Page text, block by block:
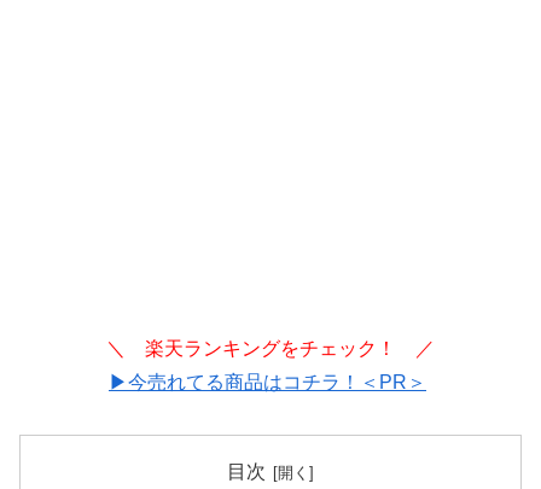
＼ 楽天ランキングをチェック！ ／
▶今売れてる商品はコチラ！＜PR＞
目次